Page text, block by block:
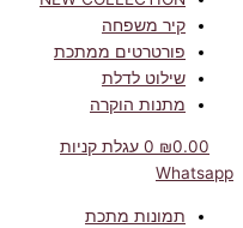
קיר משפחה
פורטרטים ממתכת
שילוט לדלת
מתנות הוקרה
₪0.00
0
עגלת קניות
Whatsapp
תמונות מתכת